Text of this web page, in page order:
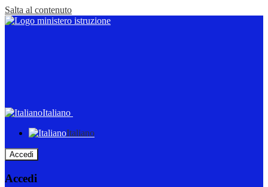
Salta al contenuto
Italiano
Italiano
Accedi
Accedi